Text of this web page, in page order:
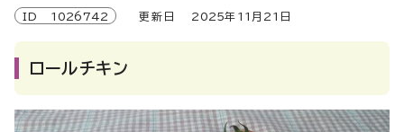
ID 1026742 更新日 2025年 11 月 21 日
ロールチキン